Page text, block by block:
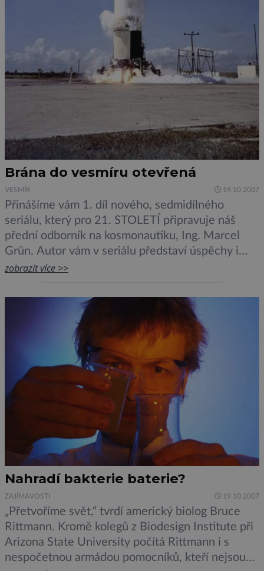
Brána do vesmíru otevřená
VESMÍR 19.10.2007
Přinášíme vám 1. díl nového, sedmidílného
seriálu, který pro 21. STOLETÍ připravuje náš
přední odborník na kosmonautiku, Ing. Marcel
Grün. Autor vám v seriálu představí úspěchy i
neúspěchy zemí, jako jsou Francie, Japonsko,
dobrodružství teprve čekají. V prvním díle našeho
seriálu vás seznámíme se samotnými počátky
zobrazit více >>
Nahradí bakterie baterie?
ZAJÍMAVOSTI 19.10.2007
„Přetvoříme svět,“ tvrdí americký biolog Bruce
Rittmann. Kromě kolegů z Biodesign Institute při
Arizona State University počítá Rittmann i s
nespočetnou armádou pomocníků, kteří nejsou